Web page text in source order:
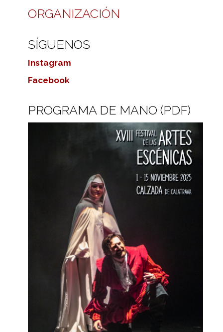
ORGANIZACIÓN
SÍGUENOS
Instagram
Facebook
PROGRAMA DE MANO (PDF)